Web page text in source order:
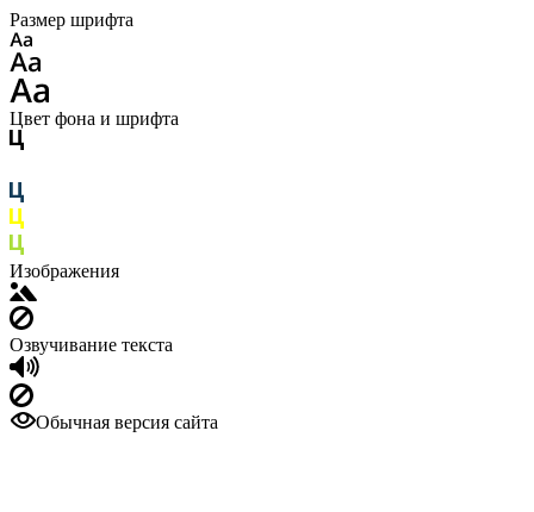
Размер шрифта
Цвет фона и шрифта
Изображения
Озвучивание текста
Обычная версия сайта